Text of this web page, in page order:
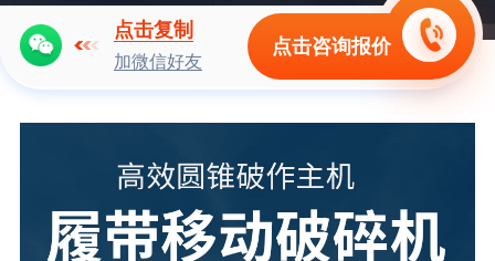
点击复制
加微信好友 点击咨询报价